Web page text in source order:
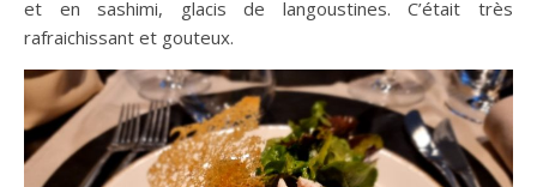
et en sashimi, glacis de langoustines. C’était très
rafraichissant et gouteux.